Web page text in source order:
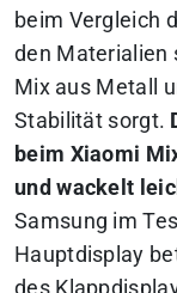
beim Vergleich
den Materialien
Mix aus Metall
Stabilität sorgt.
beim Xiaomi
und wackelt
Samsung im
Hauptdisplay
des